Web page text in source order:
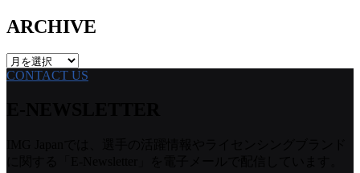
ARCHIVE
ARCHIVE
CONTACT US